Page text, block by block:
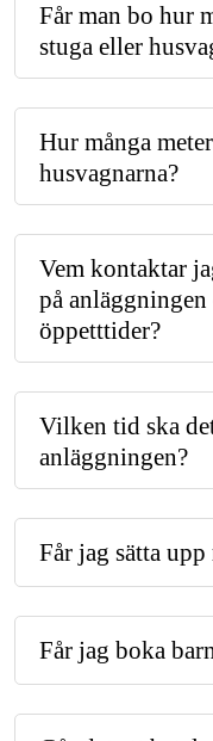
Får man bo hur
stuga eller
Hur många
husvagnarna?
Vem kontaktar
på
öppetttider?
Vilken tid ska
anläggningen?
Får jag sätta
Får jag boka